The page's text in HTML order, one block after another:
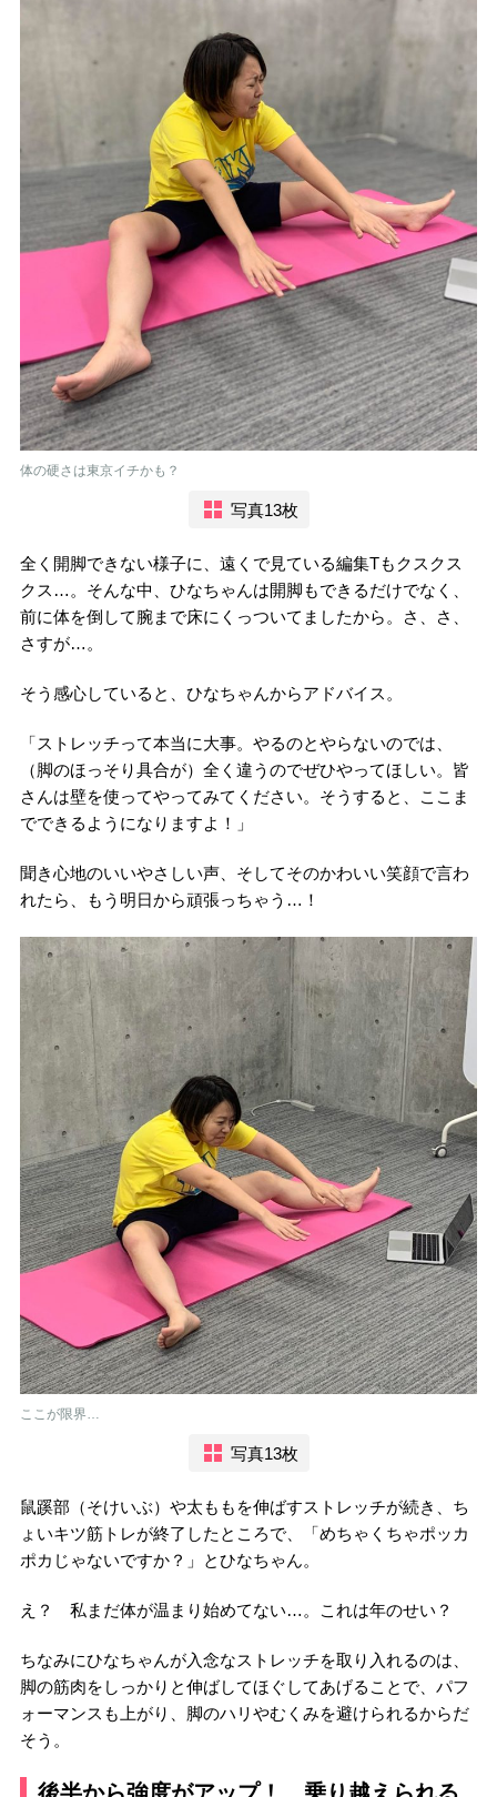
体の硬さは東京イチかも？
写真13枚
全く開脚できない様子に、遠くで見ている編集Tもクスクス
クス…。そんな中、ひなちゃんは開脚もできるだけでなく、
前に体を倒して腕まで床にくっついてましたから。さ、さ、
さすが…。
そう感心していると、ひなちゃんからアドバイス。
「ストレッチって本当に大事。やるのとやらないのでは、
（脚のほっそり具合が）全く違うのでぜひやってほしい。皆
さんは壁を使ってやってみてください。そうすると、ここま
でできるようになりますよ！」
聞き心地のいいやさしい声、そしてそのかわいい笑顔で言わ
れたら、もう明日から頑張っちゃう…！
ここが限界…
写真13枚
鼠蹊部（そけいぶ）や太ももを伸ばすストレッチが続き、ち
ょいキツ筋トレが終了したところで、「めちゃくちゃポッカ
ポカじゃないですか？」とひなちゃん。
え？ 私まだ体が温まり始めてない…。これは年のせい？
ちなみにひなちゃんが入念なストレッチを取り入れるのは、
脚の筋肉をしっかりと伸ばしてほぐしてあげることで、パフ
ォーマンスも上がり、脚のハリやむくみを避けられるからだ
そう。